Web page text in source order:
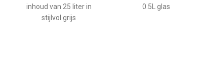
inhoud van 25 liter in
stijlvol grijs
0.5L glas